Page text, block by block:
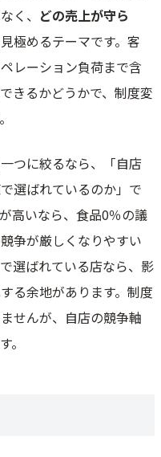
く、 どの売上が守ら
極めるテーマです。客
レーション負荷まで含
きるかどうかで、制度変
つに絞るなら、「自店
選ばれているのか」で
高いなら、食品0％の議
争が厳しくなりやすい
選ばれている店なら、影
る余地があります。制度
せんが、自店の競争軸
。